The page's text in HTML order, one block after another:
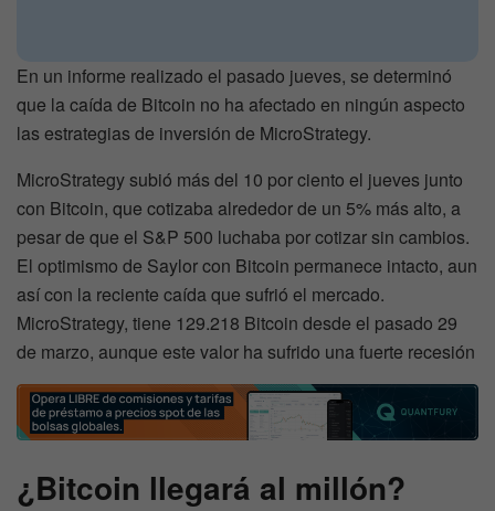
En un informe realizado el pasado jueves, se determinó
que la caída de Bitcoin no ha afectado en ningún aspecto
las estrategias de inversión de MicroStrategy.
MicroStrategy subió más del 10 por ciento el jueves junto
con Bitcoin, que cotizaba alrededor de un 5% más alto, a
pesar de que el S&P 500 luchaba por cotizar sin cambios.
El optimismo de Saylor con Bitcoin permanece intacto, aun
así con la reciente caída que sufrió el mercado.
MicroStrategy, tiene 129.218 Bitcoin desde el pasado 29
de marzo, aunque este valor ha sufrido una fuerte recesión
¿Bitcoin llegará al millón?